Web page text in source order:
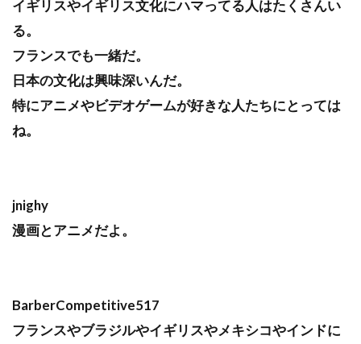
イギリスやイギリス文化にハマってる人はたくさんい
る。
フランスでも一緒だ。
日本の文化は興味深いんだ。
特にアニメやビデオゲームが好きな人たちにとっては
ね。
jnighy
漫画とアニメだよ。
BarberCompetitive517
フランスやブラジルやイギリスやメキシコやインドに